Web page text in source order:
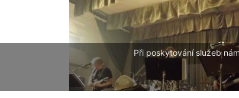
Při poskytování služeb